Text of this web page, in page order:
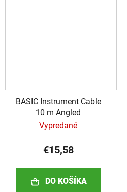
BASIC Instrument Cable
10 m Angled
Vypredané
€15,58
DO KOŠÍKA